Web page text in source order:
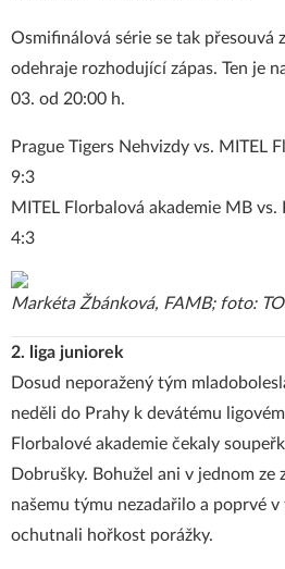
Osmifinálová série se tak přesouvá
odehraje rozhodující zápas. Ten je
03. od 20:00 h.
Prague Tigers Nehvizdy vs. MITEL
9:3
MITEL Florbalová akademie MB vs.
4:3
Markéta Žbánková, FAMB; foto:
2. liga juniorek
Dosud neporažený tým
neděli do Prahy k devátému
Florbalové akademie čekaly
Dobrušky. Bohužel ani v jednom ze
našemu týmu nezadařilo a poprvé v
ochutnali hořkost porážky.